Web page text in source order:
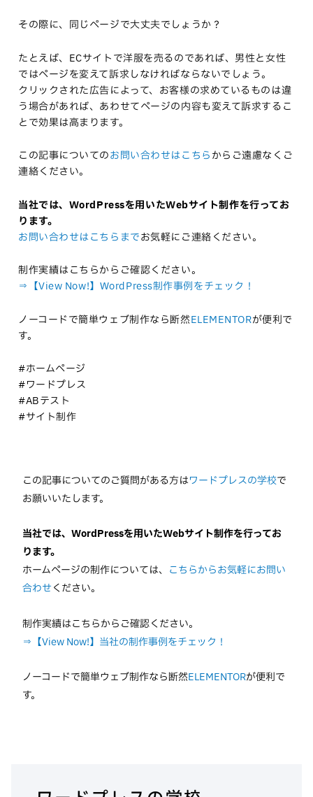
その際に、同じページで大丈夫でしょうか？
たとえば、ECサイトで洋服を売るのであれば、男性と女性
ではページを変えて訴求しなければならないでしょう。
クリックされた広告によって、お客様の求めているものは違
う場合があれば、あわせてページの内容も変えて訴求するこ
とで効果は高まります。
この記事についてのお問い合わせはこちらからご遠慮なくご
連絡ください。
当社では、WordPressを用いたWebサイト制作を行ってお
ります。
お問い合わせはこちらまでお気軽にご連絡ください。
制作実績はこちらからご確認ください。
⇒【View Now!】WordPress制作事例をチェック！
ノーコードで簡単ウェブ制作なら断然ELEMENTORが便利で
す。
#ホームページ
#ワードプレス
#ABテスト
#サイト制作
この記事についてのご質問がある方はワードプレスの学校で
お願いいたします。
当社では、WordPressを用いたWebサイト制作を行ってお
ります。
ホームページの制作については、 こちらからお気軽にお問い
合わせください。
制作実績はこちらからご確認ください。
⇒【View Now!】当社の制作事例をチェック！
ノーコードで簡単ウェブ制作なら断然ELEMENTORが便利で
す。